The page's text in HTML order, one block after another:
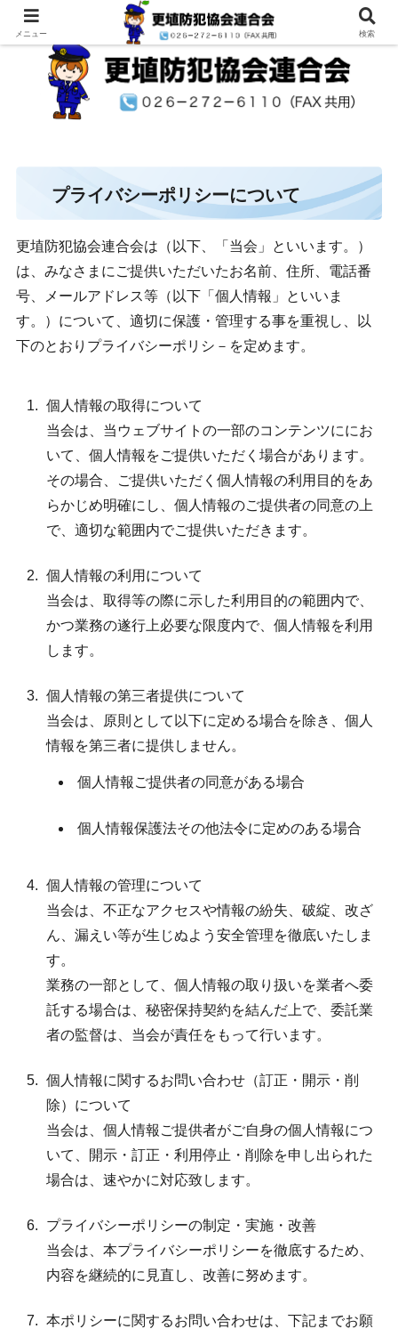
プライバシーポリシーについて
更埴防犯協会連合会は（以下、「当会」といいます。）
は、みなさまにご提供いただいたお名前、住所、電話番
号、メールアドレス等（以下「個人情報」といいま
す。）について、適切に保護・管理する事を重視し、以
下のとおりプライバシーポリシ－を定めます。
個人情報の取得について
当会は、当ウェブサイトの一部のコンテンツににお
いて、個人情報をご提供いただく場合があります。
その場合、ご提供いただく個人情報の利用目的をあ
らかじめ明確にし、個人情報のご提供者の同意の上
で、適切な範囲内でご提供いただきます。
個人情報の利用について
当会は、取得等の際に示した利用目的の範囲内で、
かつ業務の遂行上必要な限度内で、個人情報を利用
します。
個人情報の第三者提供について
当会は、原則として以下に定める場合を除き、個人
情報を第三者に提供しません。
個人情報ご提供者の同意がある場合
個人情報保護法その他法令に定めのある場合
個人情報の管理について
当会は、不正なアクセスや情報の紛失、破綻、改ざ
ん、漏えい等が生じぬよう安全管理を徹底いたしま
す。
業務の一部として、個人情報の取り扱いを業者へ委
託する場合は、秘密保持契約を結んだ上で、委託業
者の監督は、当会が責任をもって行います。
個人情報に関するお問い合わせ（訂正・開示・削
除）について
当会は、個人情報ご提供者がご自身の個人情報につ
いて、開示・訂正・利用停止・削除を申し出られた
場合は、速やかに対応致します。
プライバシーポリシーの制定・実施・改善
当会は、本プライバシーポリシーを徹底するため、
内容を継続的に見直し、改善に努めます。
本ポリシーに関するお問い合わせは、下記までお願
メニュー 検索